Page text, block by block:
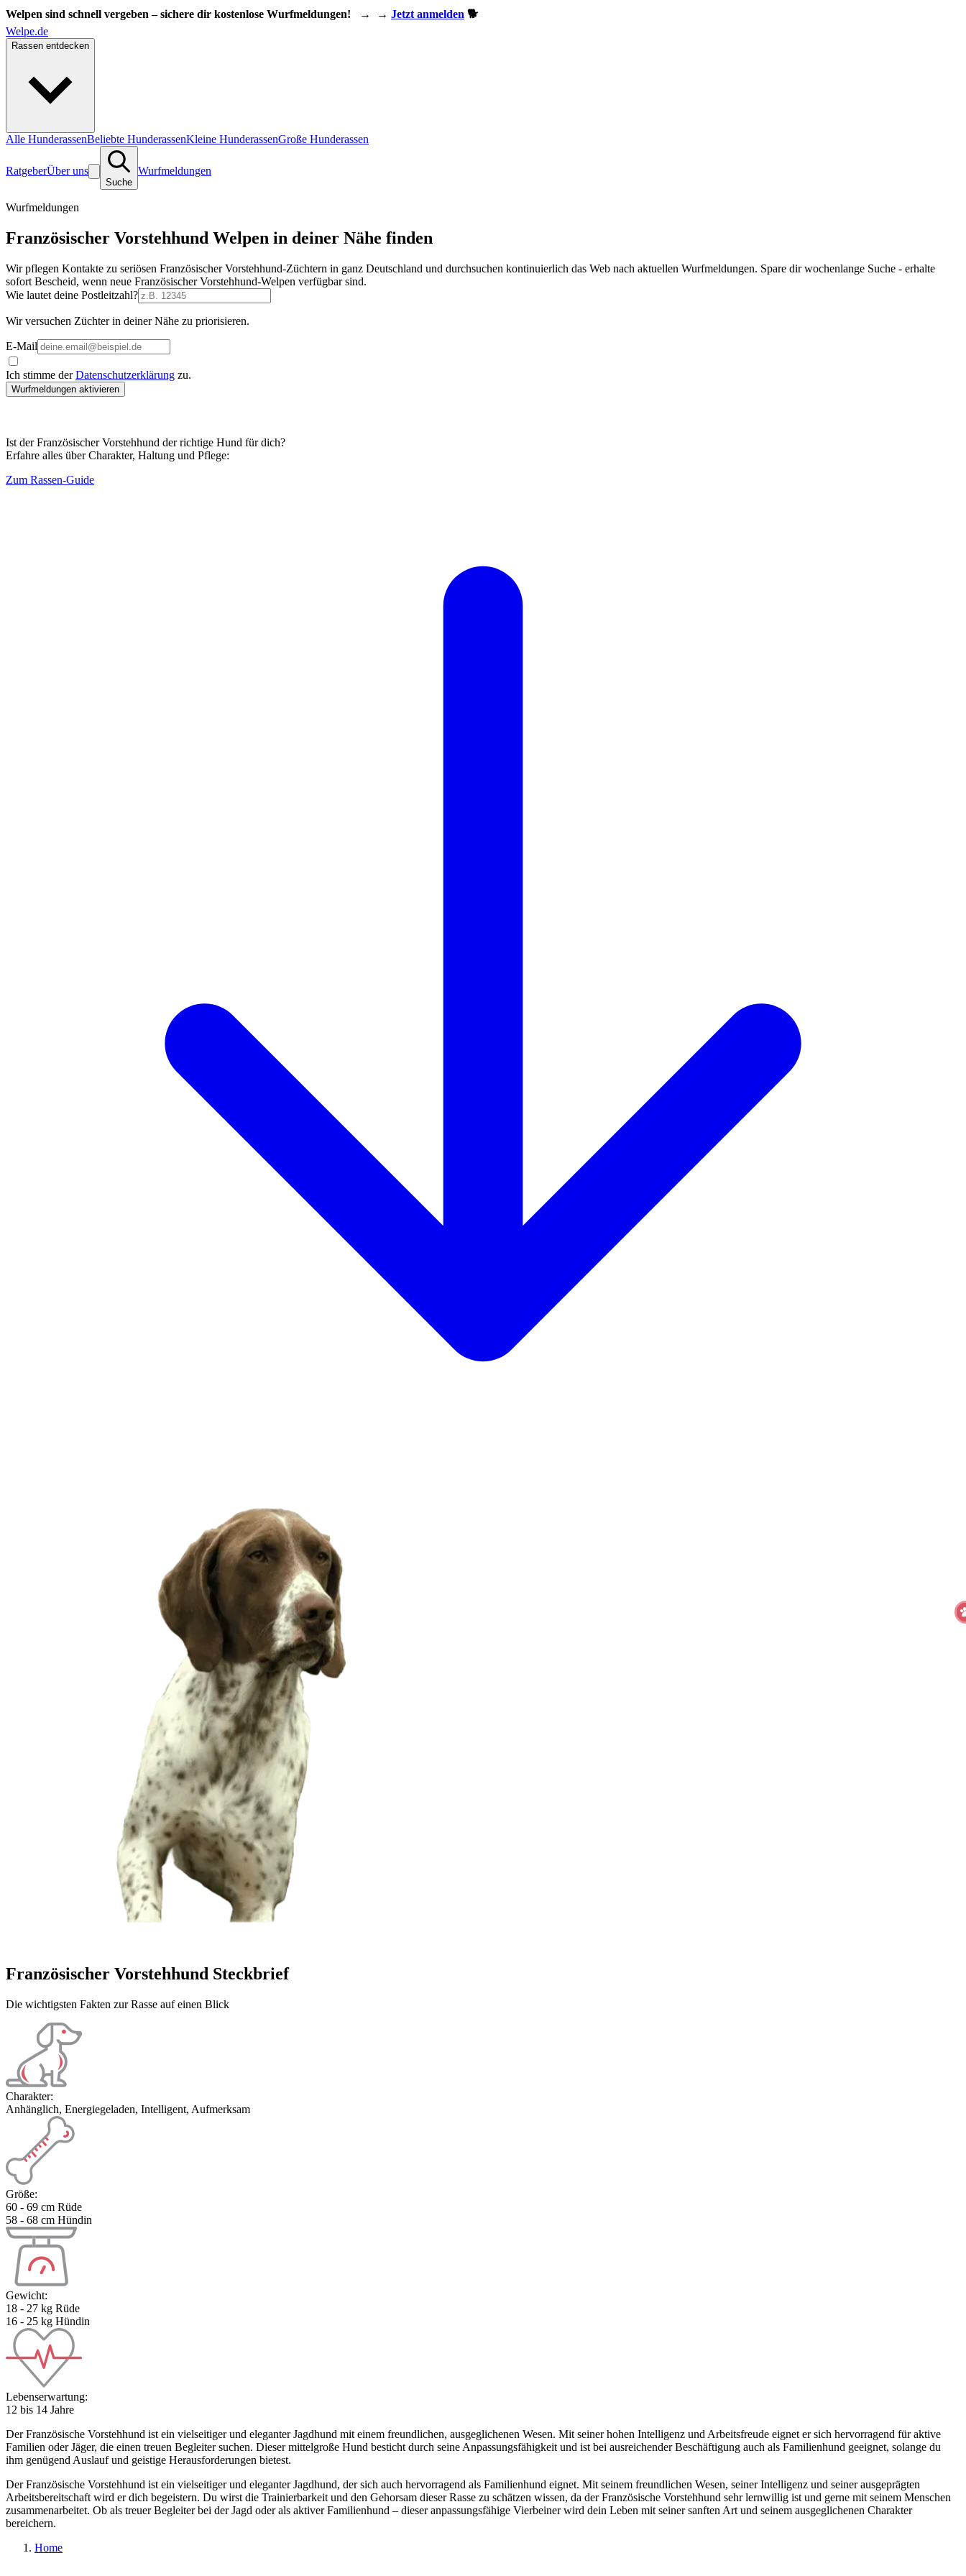
Welpen sind schnell vergeben – sichere dir kostenlose Wurfmeldungen! → → Jetzt anmelden 🐕
Welpe.de
Rassen entdecken
Alle HunderassenBeliebte HunderassenKleine HunderassenGroße Hunderassen
RatgeberÜber uns
Suche
Wurfmeldungen
Wurfmeldungen
Französischer Vorstehhund Welpen in deiner Nähe finden
Wir pflegen Kontakte zu seriösen Französischer Vorstehhund-Züchtern in ganz Deutschland und durchsuchen kontinuierlich das Web nach aktuellen Wurfmeldungen. Spare dir wochenlange Suche - erhalte
sofort Bescheid, wenn neue Französischer Vorstehhund-Welpen verfügbar sind.
Wie lautet deine Postleitzahl?
Wir versuchen Züchter in deiner Nähe zu priorisieren.
E-Mail
Ich stimme derDatenschutzerklärung zu.
Wurfmeldungen aktivieren
Ist der Französischer Vorstehhund der richtige Hund für dich?
Erfahre alles über Charakter, Haltung und Pflege:
Zum Rassen-Guide
Französischer Vorstehhund Steckbrief
Die wichtigsten Fakten zur Rasse auf einen Blick
Charakter:
Anhänglich, Energiegeladen, Intelligent, Aufmerksam
Größe:
60 - 69 cm Rüde
58 - 68 cm Hündin
Gewicht:
18 - 27 kg Rüde
16 - 25 kg Hündin
Lebenserwartung:
12 bis 14 Jahre
Der Französische Vorstehhund ist ein vielseitiger und eleganter Jagdhund mit einem freundlichen, ausgeglichenen Wesen. Mit seiner hohen Intelligenz und Arbeitsfreude eignet er sich hervorragend für aktive
Familien oder Jäger, die einen treuen Begleiter suchen. Dieser mittelgroße Hund besticht durch seine Anpassungsfähigkeit und ist bei ausreichender Beschäftigung auch als Familienhund geeignet, solange du
ihm genügend Auslauf und geistige Herausforderungen bietest.
Der Französische Vorstehhund ist ein vielseitiger und eleganter Jagdhund, der sich auch hervorragend als Familienhund eignet. Mit seinem freundlichen Wesen, seiner Intelligenz und seiner ausgeprägten
Arbeitsbereitschaft wird er dich begeistern. Du wirst die Trainierbarkeit und den Gehorsam dieser Rasse zu schätzen wissen, da der Französische Vorstehhund sehr lernwillig ist und gerne mit seinem Menschen
zusammenarbeitet. Ob als treuer Begleiter bei der Jagd oder als aktiver Familienhund – dieser anpassungsfähige Vierbeiner wird dein Leben mit seiner sanften Art und seinem ausgeglichenen Charakter
bereichern.
Home